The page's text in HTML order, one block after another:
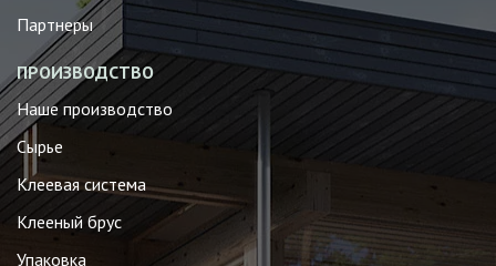
Партнеры
ПРОИЗВОДСТВО
Наше производство
Сырье
Клеевая система
Клееный брус
Упаковка